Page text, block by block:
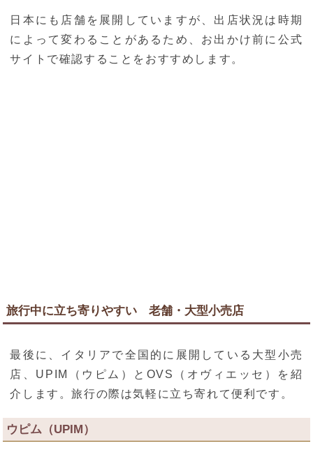
日本にも店舗を展開していますが、出店状況は時期
によって変わることがあるため、お出かけ前に公式
サイトで確認することをおすすめします。
旅行中に立ち寄りやすい 老舗・大型小売店
最後に、イタリアで全国的に展開している大型小売
店、UPIM（ウピム）とOVS（オヴィエッセ）を紹
介します。旅行の際は気軽に立ち寄れて便利です。
ウピム（UPIM）